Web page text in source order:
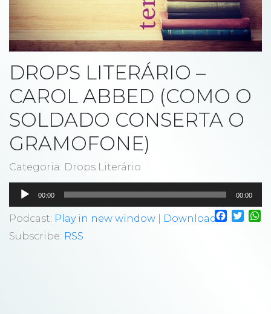
DROPS LITERÁRIO –
CAROL ABBED (COMO O
SOLDADO CONSERTA O
GRAMOFONE)
Categoria: Drops Literário
Tocador
áudio
00:00 00:00
Podcast: Play in new window
Download
Subscribe: RSS